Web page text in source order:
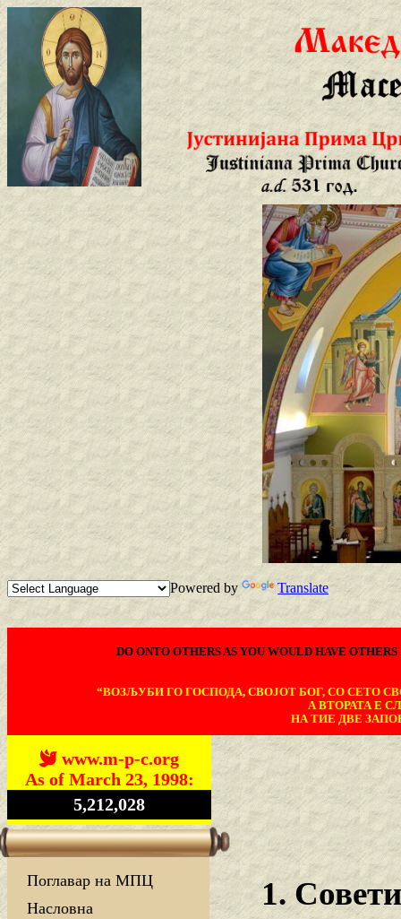
Powered by Translate
DO ONTO OTHERS AS YOU WOULD HAVE
“ВОЗЉУБИ ГО ГОСПОДА, СВОЈОТ БОГ, СО СЕТО
А ВТОРАТА Е
НА ТИЕ ДВЕ
www.m-p-c.org
As of March 23, 1998:
5,212,028
Поглавар на МПЦ
Насловна
1.